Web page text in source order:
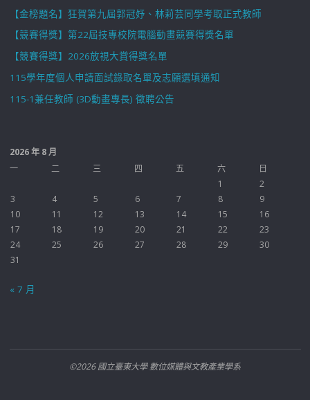
【金榜題名】狂賀第九屆郭冠妤、林莉芸同學考取正式教師
【競賽得獎】第22屆技專校院電腦動畫競賽得獎名單
【競賽得獎】2026放視大賞得獎名單
115學年度個人申請面試錄取名單及志願選填通知
115-1兼任教師 (3D動畫專長) 徵聘公告
2026 年 8 月
一
二 三 四 五 六
日
1
2
3
4 5 6 7 8
9
10
11 12 13 14 15
16
17
18 19 20 21 22
23
24
25 26 27 28 29
30
31
« 7 月
©2026 國立臺東大學 數位媒體與文教產業學系